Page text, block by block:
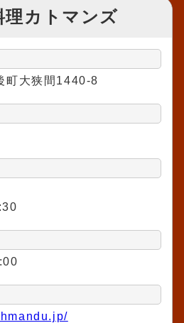
理カトマンズ
町大狭間1440-8